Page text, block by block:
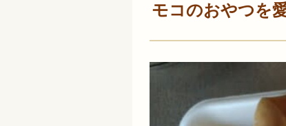
モコのおやつを